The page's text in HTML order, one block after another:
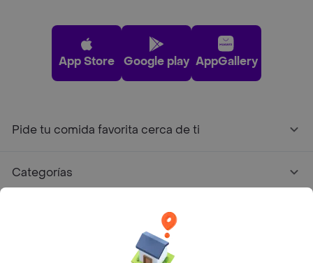
App Store Google play AppGallery
Pide tu comida favorita cerca de ti
Categorías